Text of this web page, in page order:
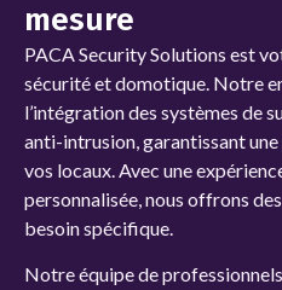
mesure
PACA Security Solutions est
sécurité et domotique. Notre
l’intégration des systèmes de
anti-intrusion, garantissant
vos locaux. Avec une
personnalisée, nous offrons
besoin spécifique.
Notre équipe de